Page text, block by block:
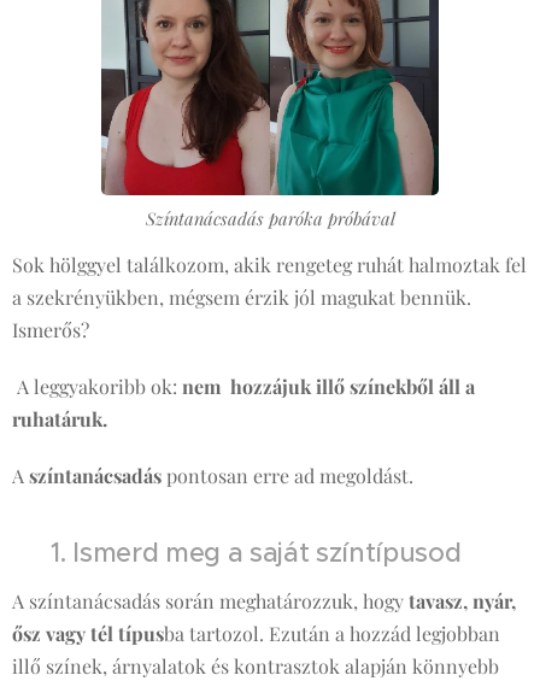
Színtanácsadás paróka próbával
Sok hölggyel találkozom, akik rengeteg ruhát halmoztak fel
a szekrényükben, mégsem érzik jól magukat bennük.
Ismerős?
A leggyakoribb ok: nem hozzájuk illő színekből áll a
ruhatáruk.
Aszíntanácsadás pontosan erre ad megoldást. 👇
🎨 1. Ismerd meg a saját színtípusod
A színtanácsadás során meghatározzuk, hogytavasz, nyár,
ősz vagy tél típusba tartozol. Ezután a hozzád legjobban
illő színek, árnyalatok és kontrasztok alapján könnyebb